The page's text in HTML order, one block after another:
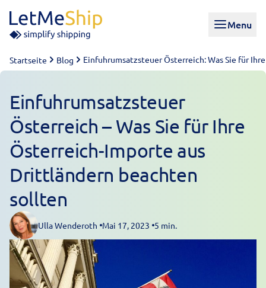
Menu
Startseite Blog Einfuhrumsatzsteuer Österreich: Was Sie für
Einfuhrumsatzsteuer
Österreich – Was Sie für Ihre
Österreich-Importe aus
Drittländern beachten
sollten
Posted by
Ulla Wenderoth Mai 17, 2023 5 min.